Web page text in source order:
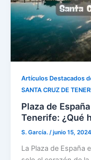
Artículos Destacados
SANTA CRUZ DE
Plaza de
Tenerife: ¿Qué
S. García./junio 15, 2024
La Plaza de España